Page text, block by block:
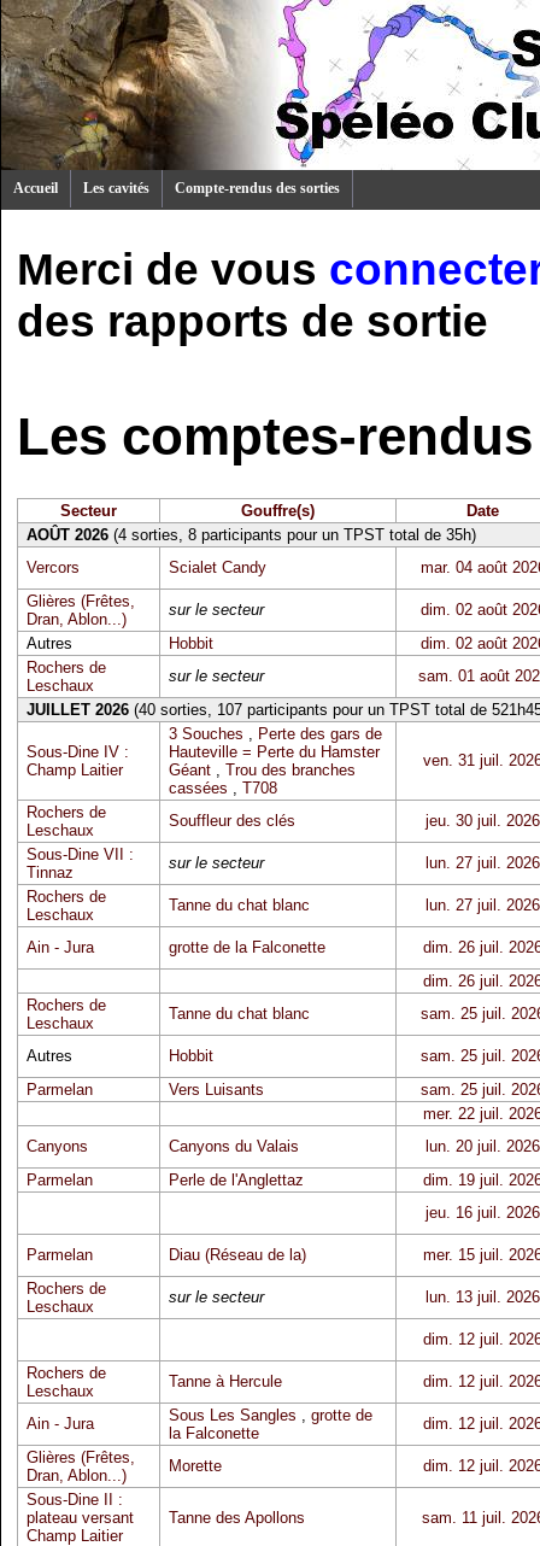
Accueil Les cavités Compte-rendus des sorties
Merci de vous
des rapports de sortie
Les comptes-
Secteur Gouffre(s)
Date
AOÛT 2026(4 sorties, 8 participants pour un TPST total de 35h)
Vercors
Scialet Candy
mar. 04 août
Glières (Frêtes,
Dran, Ablon...)
sur le secteur
dim. 02 août
Autres
Hobbit
dim. 02 août
Rochers de
Leschaux
sur le secteur
sam. 01 août
JUILLET 2026(40 sorties, 107 participants pour un TPST total de
Sous-Dine IV :
Champ Laitier
3 Souches , Perte des gars de
Hauteville = Perte du Hamster
Géant, Trou des branches
cassées , T708
ven. 31 juil.
Rochers de
Leschaux
Souffleur des clés
jeu. 30 juil. 2026
Sous-Dine VII :
Tinnaz
sur le secteur
lun. 27 juil. 2026
Rochers de
Leschaux
Tanne du chat blanc lun. 27 juil. 2026
Ain - Jura grotte de la Falconette
dim. 26 juil.
dim. 26 juil.
Rochers de
Leschaux
Tanne du chat blanc sam. 25 juil.
Autres Hobbit
sam. 25 juil.
Parmelan
Vers Luisants
sam. 25 juil.
mer. 22 juil.
Canyons
Canyons du Valais
lun. 20 juil. 2026
Parmelan
Perle de l'Anglettaz
dim. 19 juil.
jeu. 16 juil. 2026
Parmelan Diau (Réseau de la)
mer. 15 juil.
Rochers de
Leschaux
sur le secteur lun. 13 juil. 2026
dim. 12 juil.
Rochers de
Leschaux
Tanne à Hercule dim. 12 juil.
Ain - Jura Sous Les Sangles , grotte de
la Falconette
dim. 12 juil.
Glières (Frêtes,
Dran, Ablon...)
Morette
dim. 12 juil.
Sous-Dine II :
plateau versant
Champ Laitier
Tanne des Apollons sam. 11 juil.